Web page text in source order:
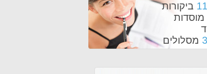
ביקורות
מוסדות
מסלולים